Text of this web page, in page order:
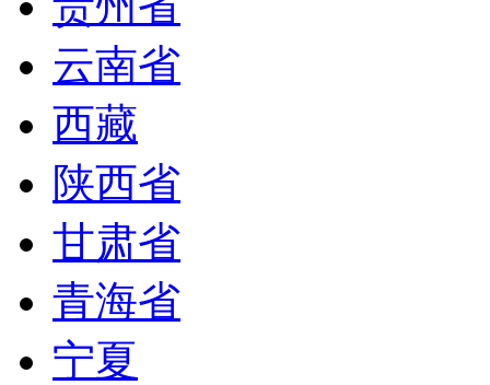
云南省
西藏
陕西省
甘肃省
青海省
宁夏